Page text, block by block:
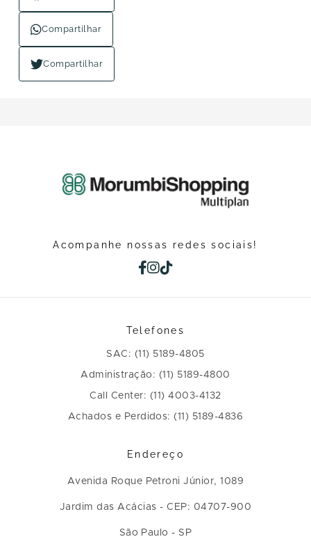
Compartilhar
Compartilhar
Acompanhe nossas redes sociais!
Telefones
SAC: (11) 5189-4805
Administração: (11) 5189-4800
Call Center: (11) 4003-4132
Achados e Perdidos: (11) 5189-4836
Endereço
Avenida Roque Petroni Júnior, 1089
Jardim das Acácias - CEP: 04707-900
São Paulo - SP